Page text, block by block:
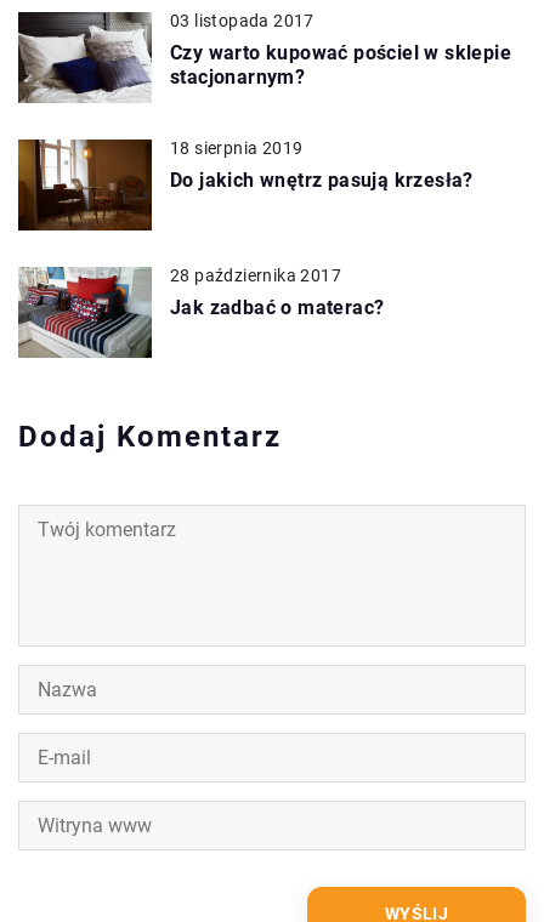
03 listopada 2017
Czy warto kupować pościel w sklepie
stacjonarnym?
18 sierpnia 2019
Do jakich wnętrz pasują krzesła?
28 października 2017
Jak zadbać o materac?
Dodaj Komentarz